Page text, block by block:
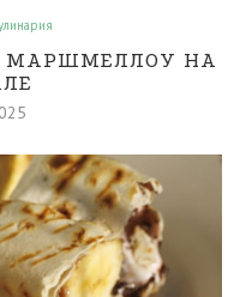
МАРШМЕЛЛОУ НА